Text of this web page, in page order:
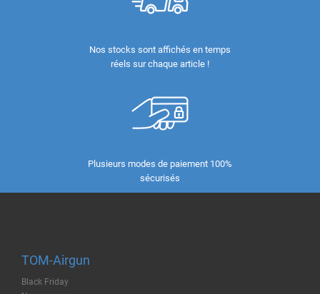
Nos stocks sont affichés en temps
réels sur chaque article !
Plusieurs modes de paiement 100%
sécurisés
TOM-Airgun
Black Friday